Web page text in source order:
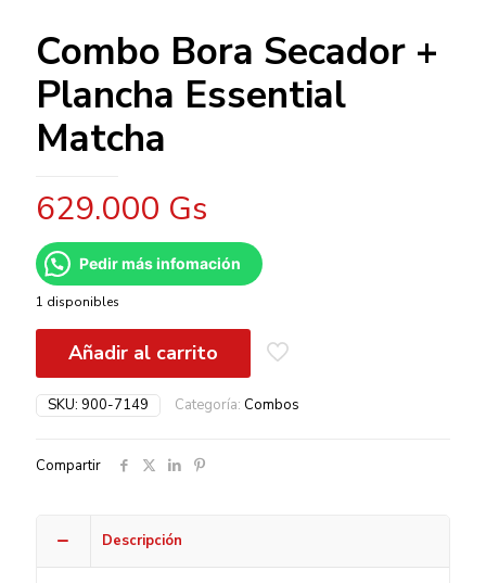
Combo Bora Secador +
Plancha Essential
Matcha
629.000 Gs
Pedir más infomación
1 disponibles
Añadir al carrito
SKU: 900-7149 Categoría: Combos
Compartir
Descripción